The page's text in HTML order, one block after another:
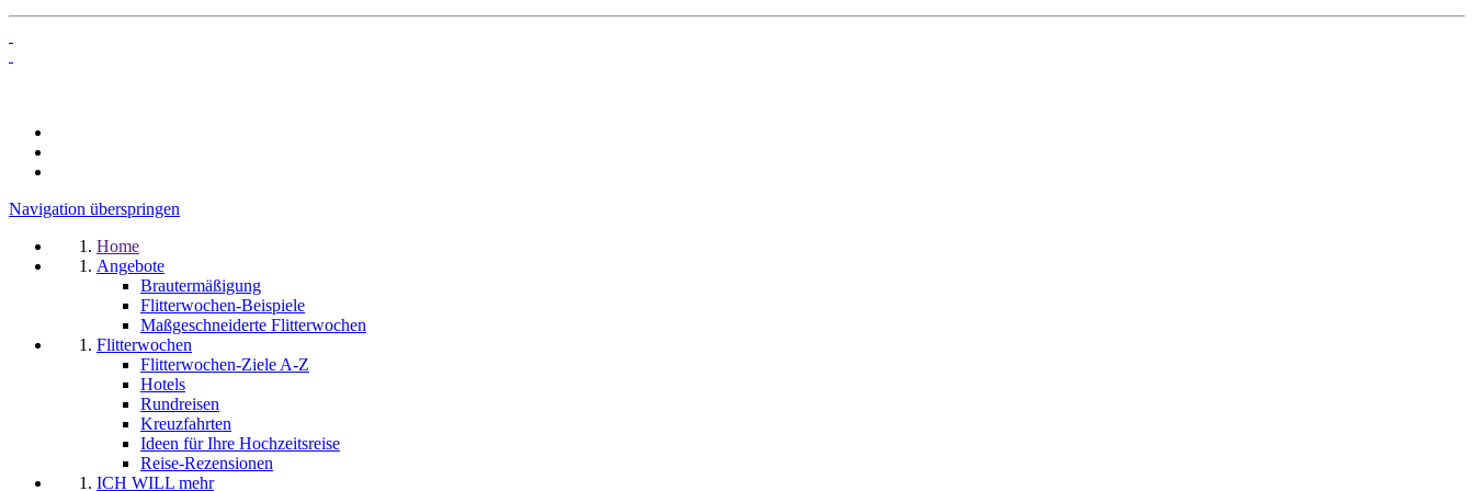
Navigation überspringen
Home
Angebote
Brautermäßigung
Flitterwochen-Beispiele
Maßgeschneiderte Flitterwochen
Flitterwochen
Flitterwochen-Ziele A-Z
Hotels
Rundreisen
Kreuzfahrten
Ideen für Ihre Hochzeitsreise
Reise-Rezensionen
ICH WILL mehr